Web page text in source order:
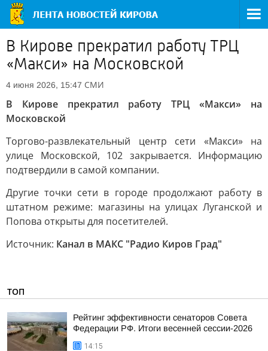
В Кирове прекратил работу ТРЦ
«Макси» на Московской
4 июня 2026, 15:47 СМИ
В Кирове прекратил работу ТРЦ «Макси» на
Московской
Торгово-развлекательный центр сети «Макси» на
улице Московской, 102 закрывается. Информацию
подтвердили в самой компании.
Другие точки сети в городе продолжают работу в
штатном режиме: магазины на улицах Луганской и
Попова открыты для посетителей.
Источник: Канал в МАКС "Радио Киров Град"
ТОП
Рейтинг эффективности сенаторов Совета
Федерации РФ. Итоги весенней сессии-2026
14:15